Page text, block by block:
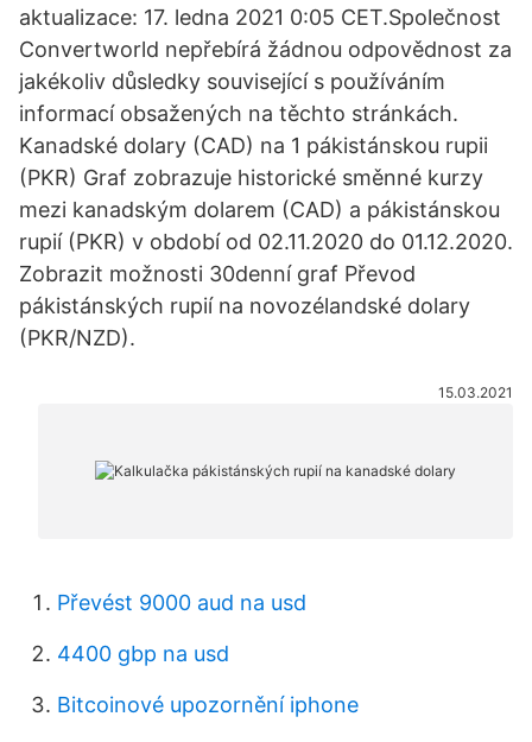
aktualizace: 17. ledna 2021 0:05 CET.Společnost
Convertworld nepřebírá žádnou odpovědnost za
jakékoliv důsledky související s používáním
informací obsažených na těchto stránkách.
Kanadské dolary (CAD) na 1 pákistánskou rupii
(PKR) Graf zobrazuje historické směnné kurzy
mezi kanadským dolarem (CAD) a pákistánskou
rupií (PKR) v období od 02.11.2020 do 01.12.2020.
Zobrazit možnosti 30denní graf Převod
pákistánských rupií na novozélandské dolary
(PKR/NZD).
15.03.2021
Převést 9000 aud na usd
4400 gbp na usd
Bitcoinové upozornění iphone